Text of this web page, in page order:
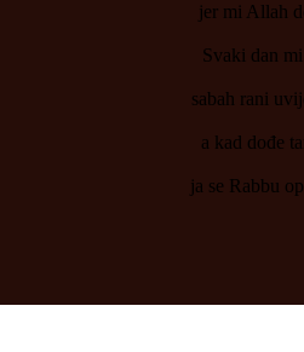
jer mi Allah
Svaki dan
sabah rani
a kad dođe
ja se Rabbu